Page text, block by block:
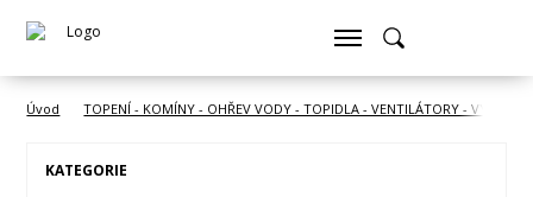
Úvod TOPENÍ - KOMÍNY - OHŘEV VODY - TOPIDLA - VENTILÁTORY -
KATEGORIE